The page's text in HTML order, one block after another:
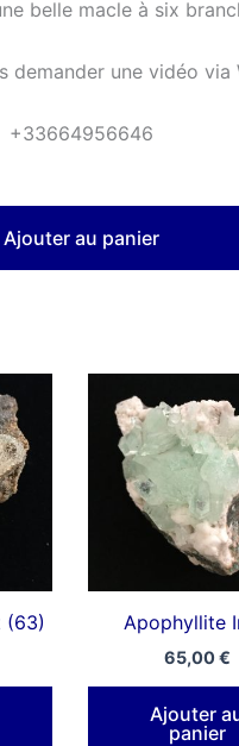
belle macle à six
demander une vidéo via
+33664956646
Ajouter au panier
(63) Apophyllite
65,00€
Ajouter
panier